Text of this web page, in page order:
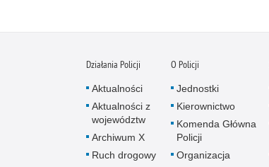
Działania Policji
Aktualności
Aktualności z
województw
Archiwum X
Ruch drogowy
O Policji
Jednostki
Kierownictwo
Komenda Główna
Policji
Organizacja